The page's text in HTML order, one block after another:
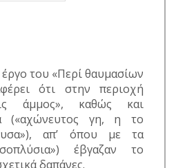
του «Περί θαυμασίων
ότι στην περιοχή
άμμος», καθώς και
(«αχώνευτος γη, η το
απ’ όπου με τα
έβγαζαν το
δαπάνες.